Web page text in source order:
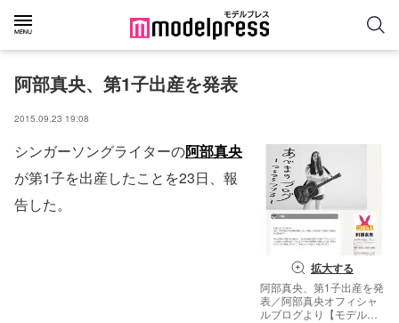
阿部真央、第1子出産を発表
2015.09.23 19:08
拡大する
阿部真央、第1子出産を発
表／阿部真央オフィシャ
ルブログより【モデルプ
シンガーソングライターの阿部真央
が第1子を出産したことを23日、報
告した。